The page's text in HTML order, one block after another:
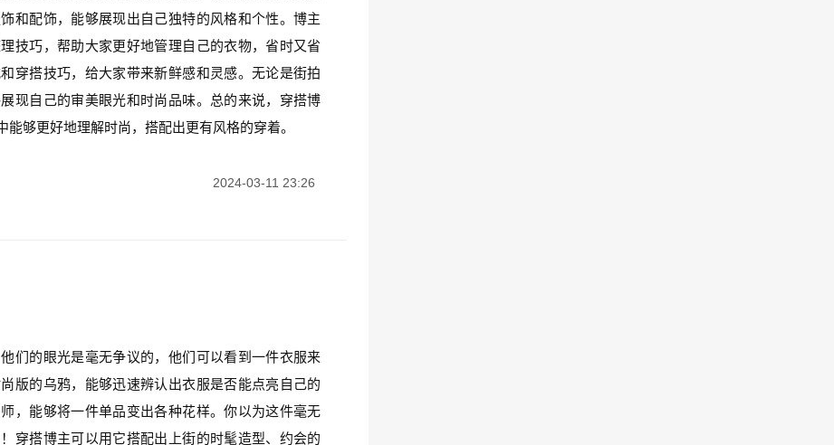
和配饰，能够展现出自己独特的风格和个性。博主
技巧，帮助大家更好地管理自己的衣物，省时又省
穿搭技巧，给大家带来新鲜感和灵感。无论是街拍
现自己的审美眼光和时尚品味。总的来说，穿搭博
够更好地理解时尚，搭配出更有风格的穿着。
2024-03-11 23:26
们的眼光是毫无争议的，他们可以看到一件衣服来
版的乌鸦，能够迅速辨认出衣服是否能点亮自己的
，能够将一件单品变出各种花样。你以为这件毫无
穿搭博主可以用它搭配出上街的时髦造型、约会的